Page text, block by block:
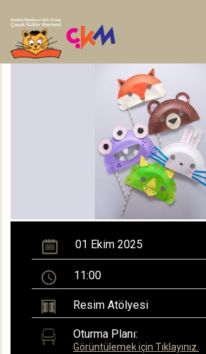
01 Ekim 2025
11:00
Resim Atölyesi
Oturma Planı:
Görüntülemek için Tıklayınız.